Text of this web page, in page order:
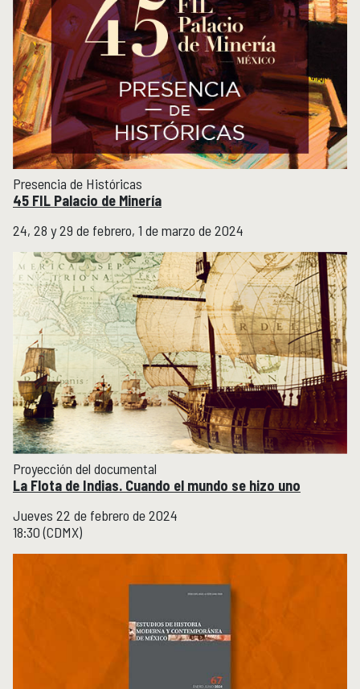
Micrositios
Investigación posdoctoral
Actividades académicas
ACTIVIDADES ACADÉMICAS
Actividades académicas por año
Formación
FORMACIÓN
Posgrado
Olimpiadas
Educación Continua
EDUCACIÓN CONTINUA
Cursos y diplomados vigentes
Próximamente
Cursos y diplomados concluidos
Publicaciones y librería
PUBLICACIONES
Novedades editoriales
Revistas académicas
Normas y políticas editoriales
Librería
Catálogo 1945-2025
Comunicación Pública de la Historia
COMUNICACIÓN PÚBLICA DE LA HISTORIA
Presencia de Históricas
45 FIL Palacio de Minería
24, 28 y 29 de febrero, 1 de marzo de 2024
Proyección del documental
La Flota de Indias. Cuando el mundo se hizo uno
Jueves 22 de febrero de 2024
18:30 (CDMX)